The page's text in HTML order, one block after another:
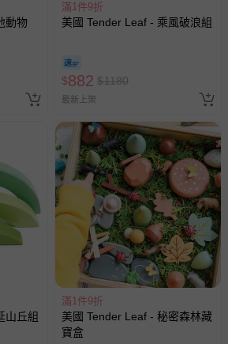
動物
滿1件9折
美國 Tender Leaf - 乘風破浪組
$882 $1180
最新上架
山丘組
滿1件9折
美國 Tender Leaf - 秘密森林藏
寶盒